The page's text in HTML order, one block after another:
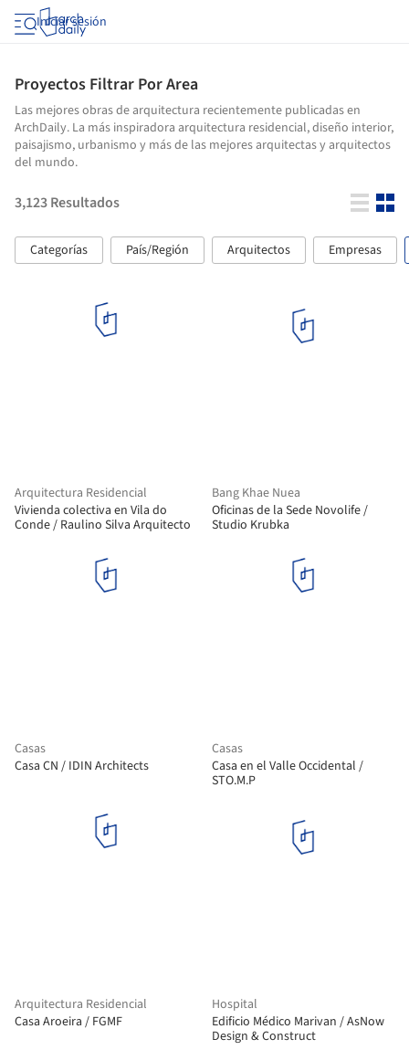
Iniciar sesión
Proyectos Filtrar Por Area
Las mejores obras de arquitectura recientemente publicadas en
ArchDaily. La más inspiradora arquitectura residencial, diseño interior,
paisajismo, urbanismo y más de las mejores arquitectas y arquitectos
del mundo.
3,123Resultados
Categorías País/Región Arquitectos Empresas
Arquitectura Residencial
Vivienda colectiva en Vila do
Conde / Raulino Silva Arquitecto
Bang Khae Nuea
Oficinas de la Sede Novolife /
Studio Krubka
Casas
Casa CN / IDIN Architects
Casas
Casa en el Valle Occidental /
STO.M.P
Arquitectura Residencial
Casa Aroeira / FGMF
Hospital
Edificio Médico Marivan / AsNow
Design & Construct